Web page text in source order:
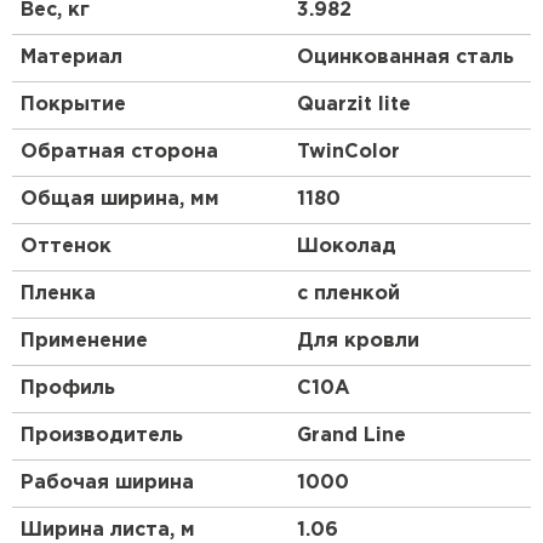
Получаются они после проката на оборудовании,
их высота и форма зависят от назначения и типа
стройматериала.
Профлист, изготовленный по всем стандартам,
имеет нескольких слоев:
основа из низколегированной стали;
цинковый слой;
обработка антикоррозийным составом;
грунтовка;
декоративное покрытие цветным полимером,
состоящим из смеси синтетических смол и
пластмассы.
Вес, кг 3.982
Материал Оцинкованная сталь
Покрытие Quarzit lite
Обратная сторона TwinColor
Общая ширина, мм 1180
Оттенок Шоколад
Пленка с пленкой
Применение Для кровли
Профиль C10A
Производитель Grand Line
Рабочая ширина 1000
Ширина листа, м 1.06